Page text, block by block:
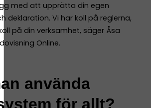
med att upprätta din egen
deklaration. Vi har koll på reglerna,
på din verksamhet, säger Åsa
Online.
använda
för allt?